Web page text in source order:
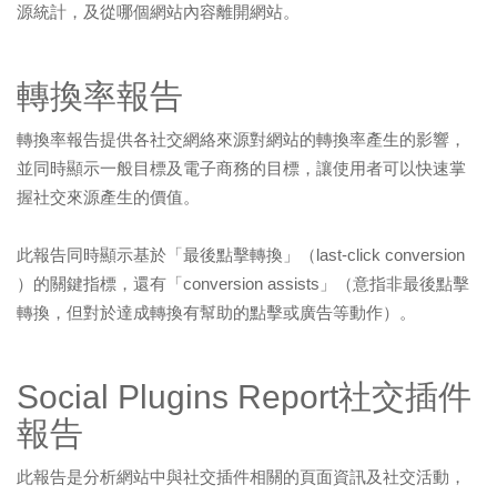
源統計，及從哪個網站內容離開網站。
轉換率報告
轉換率報告提供各社交網絡來源對網站的轉換率產生的影響，
並同時顯示一般目標及電子商務的目標，讓使用者可以快速掌
握社交來源產生的價值。
此報告同時顯示基於「最後點擊轉換」（last-click conversion
）的關鍵指標，還有「conversion assists」（意指非最後點擊
轉換，但對於達成轉換有幫助的點擊或廣告等動作）。
Social Plugins Report社交插件
報告
此報告是分析網站中與社交插件相關的頁面資訊及社交活動，